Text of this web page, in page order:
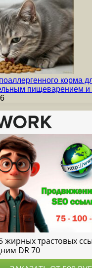
корма
пищеварением